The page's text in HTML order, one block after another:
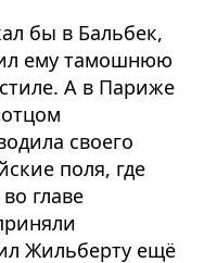
бы в Бальбек,
ему тамошнюю
А в Париже
своего
поля, где
главе
Жильберту ещё